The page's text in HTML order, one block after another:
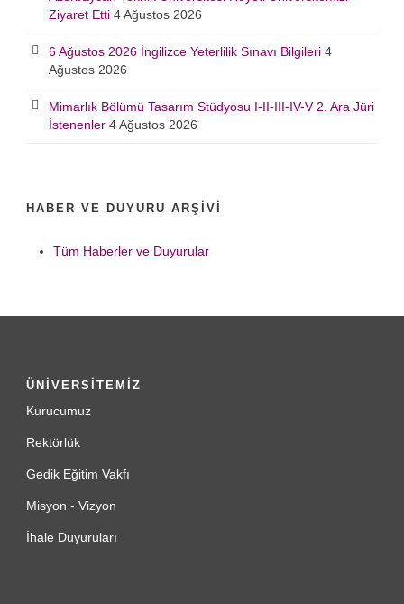
Ziyaret Etti 4 Ağustos 2026
6 Ağustos 2026 İngilizce Yeterlilik Sınavı Bilgileri 4
Ağustos 2026
Mimarlık Bölümü Tasarım Stüdyosu I-II-III-IV-V 2. Ara Jüri
İstenenler 4 Ağustos 2026
HABER VE DUYURU ARŞIVI
Tüm Haberler ve Duyurular
ÜNİVERSİTEMİZ
Kurucumuz
Rektörlük
Gedik Eğitim Vakfı
Misyon - Vizyon
İhale Duyuruları